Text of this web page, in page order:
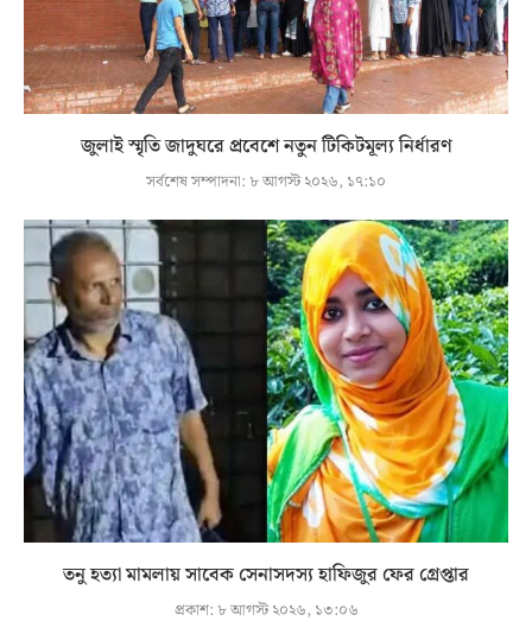
জুলাই স্মৃতি জাদুঘরে প্রবেশে নতুন টিকিটমূল্য নির্ধারণ
সর্বশেষ সম্পাদনা: ৮ আগস্ট ২০২৬, ১৭:১০
তনু হত্যা মামলায় সাবেক সেনাসদস্য হাফিজুর ফের গ্রেপ্তার
প্রকাশ: ৮ আগস্ট ২০২৬, ১৩:০৬